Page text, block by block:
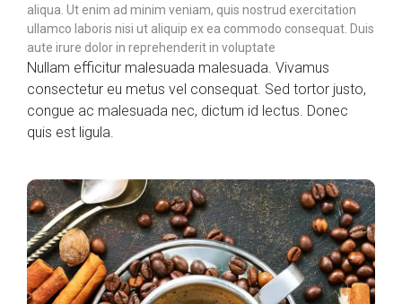
aliqua. Ut enim ad minim veniam, quis nostrud exercitation
ullamco laboris nisi ut aliquip ex ea commodo consequat. Duis
aute irure dolor in reprehenderit in voluptate
Nullam efficitur malesuada malesuada. Vivamus
consectetur eu metus vel consequat. Sed tortor justo,
congue ac malesuada nec, dictum id lectus. Donec
quis est ligula.